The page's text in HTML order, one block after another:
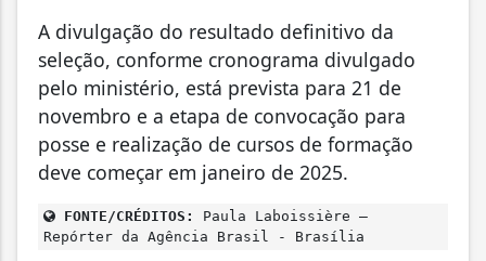
A divulgação do resultado definitivo da
seleção, conforme cronograma divulgado
pelo ministério, está prevista para 21 de
novembro e a etapa de convocação para
posse e realização de cursos de formação
deve começar em janeiro de 2025.
FONTE/CRÉDITOS:
Paula Laboissière –
Repórter da Agência Brasil - Brasília